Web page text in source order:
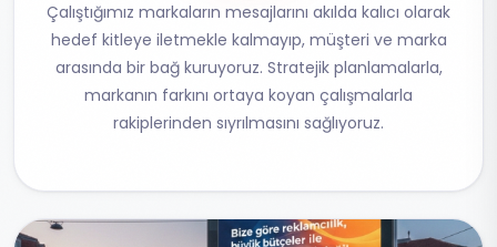
Çalıştığımız markaların mesajlarını akılda kalıcı olarak
hedef kitleye iletmekle kalmayıp, müşteri ve marka
arasında bir bağ kuruyoruz. Stratejik planlamalarla,
markanın farkını ortaya koyan çalışmalarla
rakiplerinden sıyrılmasını sağlıyoruz.